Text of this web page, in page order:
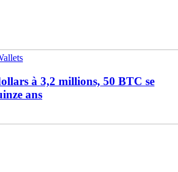
à 3,2 millions, 50 BTC se
ans